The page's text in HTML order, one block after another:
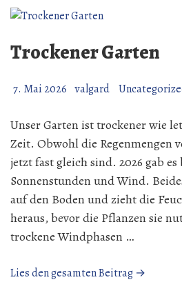
Trockener Garten
7. Mai 2026 valgard
Unser Garten ist trockener wie
Zeit. Obwohl die Regenmengen
jetzt fast gleich sind. 2026 gab
Sonnenstunden und Wind.
auf den Boden und zieht die
heraus, bevor die Pflanzen sie
trockene Windphasen …
Lies den gesamten Beitrag →